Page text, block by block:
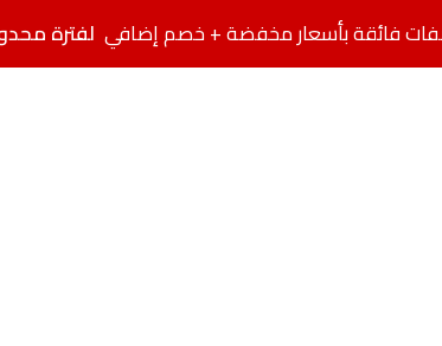
لفترة